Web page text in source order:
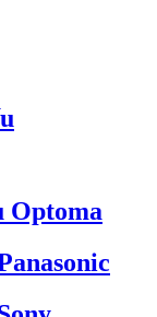
Optoma